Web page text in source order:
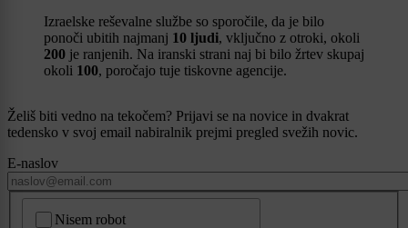
Izraelske reševalne službe so sporočile, da je bilo
ponoči ubitih najmanj 10 ljudi, vključno z otroki, okoli
200 je ranjenih. Na iranski strani naj bi bilo žrtev skupaj
okoli 100, poročajo tuje tiskovne agencije.
Želiš biti vedno na tekočem? Prijavi se na novice in dvakrat
tedensko v svoj email nabiralnik prejmi pregled svežih novic.
E-naslov
Nisem robot